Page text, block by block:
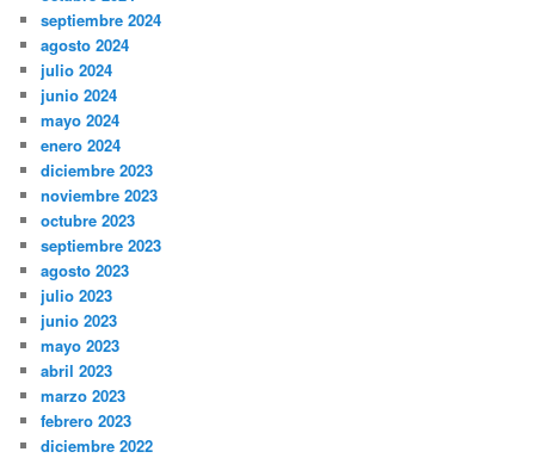
septiembre 2024
agosto 2024
julio 2024
junio 2024
mayo 2024
enero 2024
diciembre 2023
noviembre 2023
octubre 2023
septiembre 2023
agosto 2023
julio 2023
junio 2023
mayo 2023
abril 2023
marzo 2023
febrero 2023
diciembre 2022